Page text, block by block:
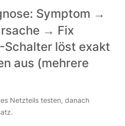
Symptom →
→ Fix
Schalter löst exakt
aus (mehrere
Netzteils testen, danach